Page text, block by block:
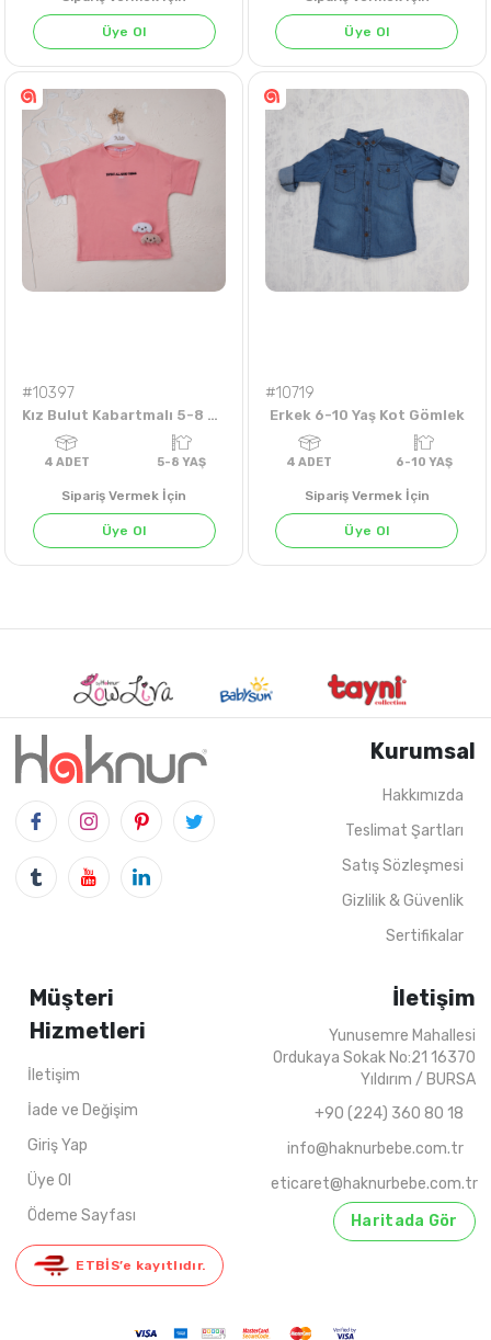
BEYAZ
Üye Ol Üye Ol
#10397
Kız Bulut Kabartmalı 5-8 Yaş Badi
ADET
Sipariş Vermek İçin
Üye Ol
#10719
Erkek 6-10 Yaş Kot Gömlek
ADET 6-10
Sipariş Vermek İçin
Üye Ol
Kurumsal
Hakkımızda
Teslimat Şartları
Satış Sözleşmesi
Gizlilik & Güvenlik
Sertifikalar
Müşteri
Hizmetleri
İletişim
İade ve Değişim
Giriş Yap
Üye Ol
Ödeme Sayfası
ETBİS’e kayıtlıdır.
İletişim
Yunusemre Mahallesi
Ordukaya Sokak No:21 16370
Yıldırım / BURSA
+90 (224) 360 80 18
info@haknurbebe.com.tr
eticaret@haknurbebe.com.tr
Haritada Gör